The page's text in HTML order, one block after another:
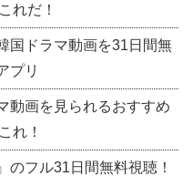
れだ！
国ドラマ動画を31日間無
プリ
動画を見られるおすすめ
れ！
のフル31日間無料視聴！